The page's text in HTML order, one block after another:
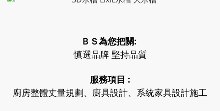
ＢＳ為您把關:
慎選品牌 堅持品質
服務項目 :
廚房整體丈量規劃、廚具設計、系統家具設計施工